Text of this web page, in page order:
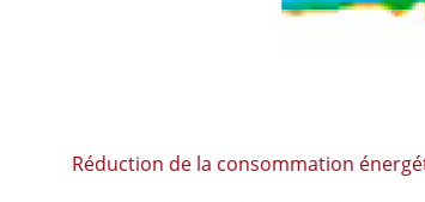
Réduction de la consommation